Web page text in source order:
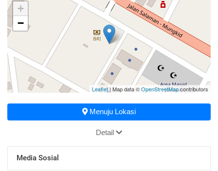
+
−
Leaflet| Map data ©OpenStreetMapcontributors
Menuju Lokasi
Detail
Media Sosial